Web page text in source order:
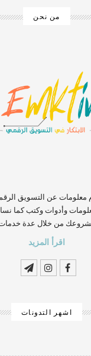
من نحن
معلومات عن التسويق
وأدوات وكتب كما
من خلال عدة
اقرأ المزيد
اشهر التدونات